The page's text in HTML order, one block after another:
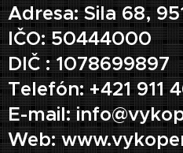
Adresa: Sila 68,
IČO: 50444000
DIČ : 1078699897
Telefón: +421 911
E-mail:
Web: